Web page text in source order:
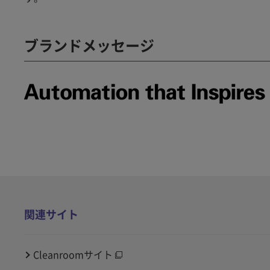
ブランドメッセージ
関連サイト
Cleanroomサイト